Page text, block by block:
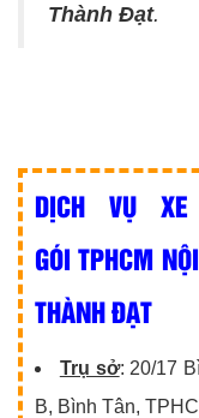
Thành Đạt.
DỊCH VỤ XE
GÓI TPHCM
THÀNH ĐẠT
Trụ sở: 20/17
B, Bình Tân,